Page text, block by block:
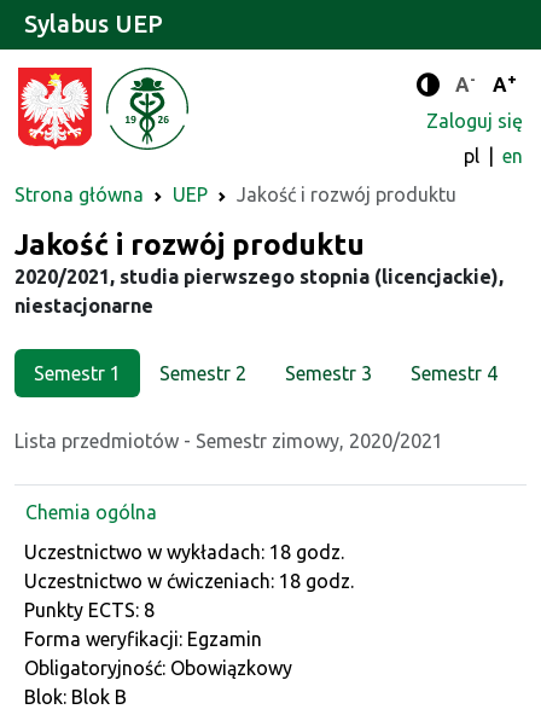
Tryb
A- A+
Zaloguj się
pl
en
Strona główna
UEP Jakość i rozwój produktu
Sylabus UEP
Kierunek
Jakość i rozwój produktu
2020/2021, studia pierwszego stopnia (licencjackie),
niestacjonarne
Semestr 1 Semestr 2 Semestr 3 Semestr 4
Lista przedmiotów - Semestr zimowy, 2020/2021
Chemia ogólna
Dane przedmiotu
Uczestnictwo w wykładach: 18 godz.
Uczestnictwo w ćwiczeniach: 18 godz.
Punkty ECTS: 8
Forma weryfikacji: Egzamin
Obligatoryjność: Obowiązkowy
Blok: Blok B